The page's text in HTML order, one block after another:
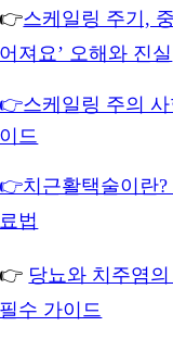
👉스케일링 주기,
어져요’ 오해와 진실
👉스케일링 주의
이드
👉치근활택술이란?
료법
👉 당뇨와 치주염
필수 가이드